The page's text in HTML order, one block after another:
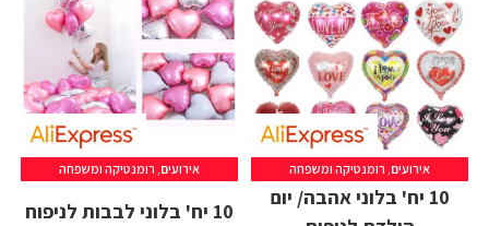
אירועים, רומנטיקה ומשפחה
10 יח' בלוני אהבה/ יום
אירועים, רומנטיקה ומשפחה
10 יח' בלוני לבבות לניפוח